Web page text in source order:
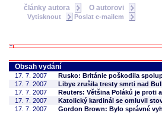
články autora O autorovi
Vytisknout Poslat e-mailem
Obsah vydání
17. 7. 2007
Rusko: Británie poškodila
17. 7. 2007
Libye zrušila tresty smrti nad
17. 7. 2007
Reuters: Většina Poláků je proti
17. 7. 2007
Katolický kardinál se omluvil
17. 7. 2007
Gordon Brown: Bylo správné